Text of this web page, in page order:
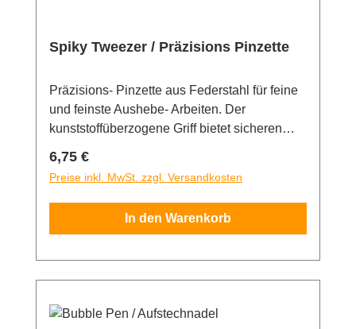
Spiky Tweezer / Präzisions Pinzette
Präzisions- Pinzette aus Federstahl für feine
und feinste Aushebe- Arbeiten. Der
kunststoffüberzogene Griff bietet sicheren
Regulärer Preis:
6,75 €
Preise inkl. MwSt. zzgl. Versandkosten
In den Warenkorb